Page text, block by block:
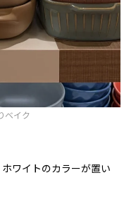
ベイク
ワイトのカラーが置い